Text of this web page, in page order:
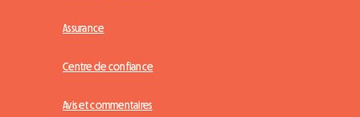
Assurance
Centre de confiance
Avis et commentaires